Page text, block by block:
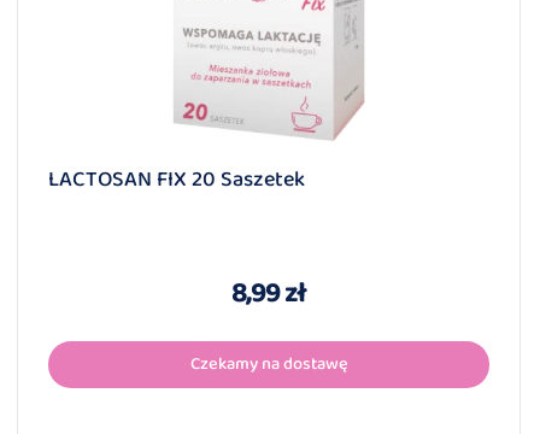
LACTOSAN FIX 20 Saszetek
8,99 zł
Czekamy na dostawę